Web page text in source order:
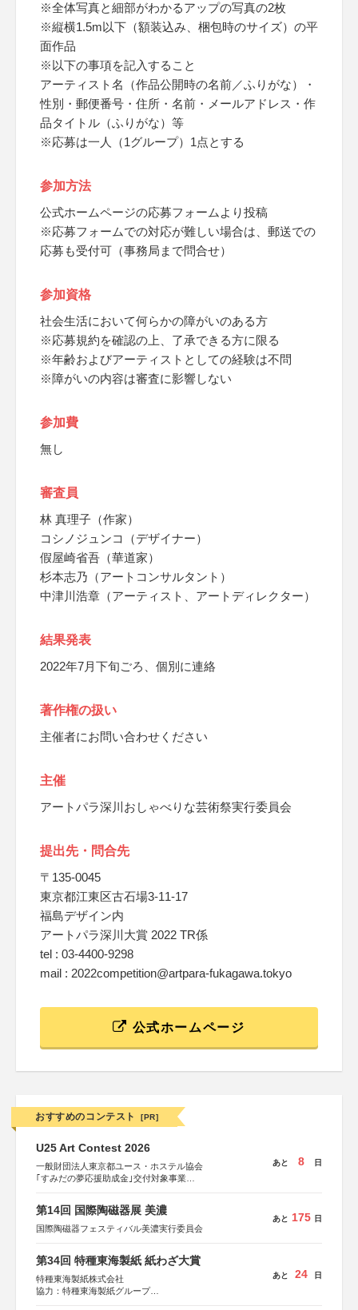
※全体写真と細部がわかるアップの写真の2枚
※縦横1.5m以下（額装込み、梱包時のサイズ）の平
面作品
※以下の事項を記入すること
アーティスト名（作品公開時の名前／ふりがな）・
性別・郵便番号・住所・名前・メールアドレス・作
品タイトル（ふりがな）等
※応募は一人（1グループ）1点とする
参加方法
公式ホームページの応募フォームより投稿
※応募フォームでの対応が難しい場合は、郵送での
応募も受付可（事務局まで問合せ）
参加資格
社会生活において何らかの障がいのある方
※応募規約を確認の上、了承できる方に限る
※年齢およびアーティストとしての経験は不問
※障がいの内容は審査に影響しない
参加費
無し
審査員
林 真理子（作家）
コシノジュンコ（デザイナー）
假屋崎省吾（華道家）
杉本志乃（アートコンサルタント）
中津川浩章（アーティスト、アートディレクター）
結果発表
2022年7月下旬ごろ、個別に連絡
著作権の扱い
主催者にお問い合わせください
主催
アートパラ深川おしゃべりな芸術祭実行委員会
提出先・問合先
〒135-0045
東京都江東区古石場3-11-17
福島デザイン内
アートパラ深川大賞 2022 TR係
tel : 03-4400-9298
mail : 2022competition@artpara-fukagawa.tokyo
公式ホームページ
おすすめのコンテスト [PR]
U25 Art Contest 2026
一般財団法人東京都ユース・ホステル協会
｢すみだの夢応援助成金｣交付対象事業
あと 8 日
第14回 国際陶磁器展 美濃
国際陶磁器フェスティバル美濃実行委員会
あと 175 日
第34回 特種東海製紙 紙わざ大賞
特種東海製紙株式会社
協力：特種東海製紙グループ
あと 24 日